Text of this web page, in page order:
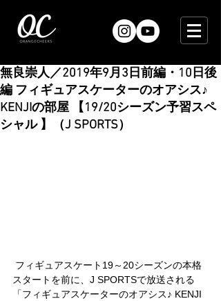
無良崇人／2019年9月3日前編・10日後
編 フィギュアスケーターのオアシス♪
KENJIの部屋 【19/20シーズン予習スペ
シャル 】（J SPORTS）
スタートを前に、J SPORTSで放送される
「フィギュアスケーターのオアシス♪ KENJI